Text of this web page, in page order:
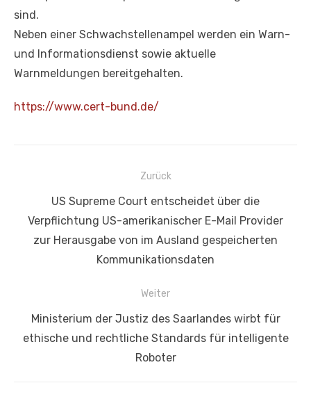
sind.
Neben einer Schwachstellenampel werden ein Warn-
und Informationsdienst sowie aktuelle
Warnmeldungen bereitgehalten.
https://www.cert-bund.de/
Beitragsnavigation
Zurück
Vorheriger
Beitrag:
US Supreme Court entscheidet über die
Verpflichtung US-amerikanischer E-Mail Provider
zur Herausgabe von im Ausland gespeicherten
Kommunikationsdaten
Weiter
Nächster
Beitrag:
Ministerium der Justiz des Saarlandes wirbt für
ethische und rechtliche Standards für intelligente
Roboter